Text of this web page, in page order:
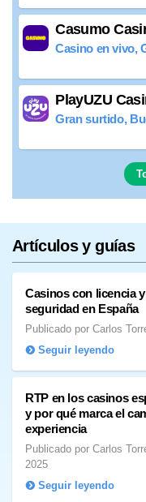
Casumo
Casino en vivo,
PlayUZU
Gran surtido,
Artículos y guías
Casinos con licencia
seguridad en España
Publicado por Carlos
Seguir leyendo
RTP en los casinos
y por qué marca el
experiencia
Publicado por Carlos
2025
Seguir leyendo